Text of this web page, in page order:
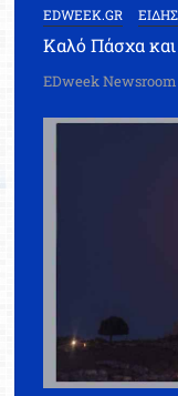
EDWEEK.GR
Καλό Πάσχα
EDweek Newsroom